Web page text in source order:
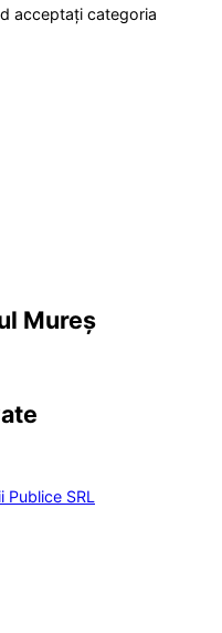
acceptați categoria
Mureș
Publice SRL